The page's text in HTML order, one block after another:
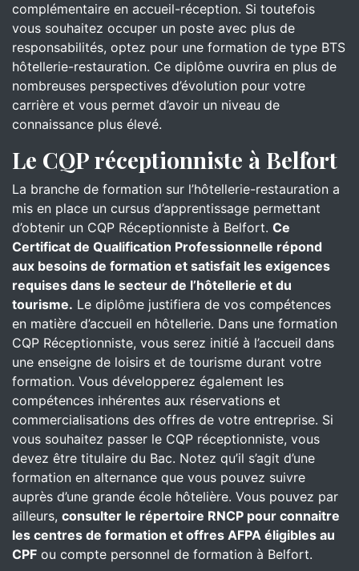
complémentaire en accueil-réception. Si toutefois
vous souhaitez occuper un poste avec plus de
responsabilités, optez pour une formation de type BTS
hôtellerie-restauration. Ce diplôme ouvrira en plus de
nombreuses perspectives d’évolution pour votre
carrière et vous permet d’avoir un niveau de
connaissance plus élevé.
Le CQP réceptionniste à Belfort
La branche de formation sur l’hôtellerie-restauration a
mis en place un cursus d’apprentissage permettant
d’obtenir un CQP Réceptionniste à Belfort. Ce
Certificat de Qualification Professionnelle répond
aux besoins de formation et satisfait les exigences
requises dans le secteur de l’hôtellerie et du
tourisme. Le diplôme justifiera de vos compétences
en matière d’accueil en hôtellerie. Dans une formation
CQP Réceptionniste, vous serez initié à l’accueil dans
une enseigne de loisirs et de tourisme durant votre
formation. Vous développerez également les
compétences inhérentes aux réservations et
commercialisations des offres de votre entreprise. Si
vous souhaitez passer le CQP réceptionniste, vous
devez être titulaire du Bac. Notez qu’il s’agit d’une
formation en alternance que vous pouvez suivre
auprès d’une grande école hôtelière. Vous pouvez par
ailleurs, consulter le répertoire RNCP pour connaitre
les centres de formation et offres AFPA éligibles au
CPF ou compte personnel de formation à Belfort.